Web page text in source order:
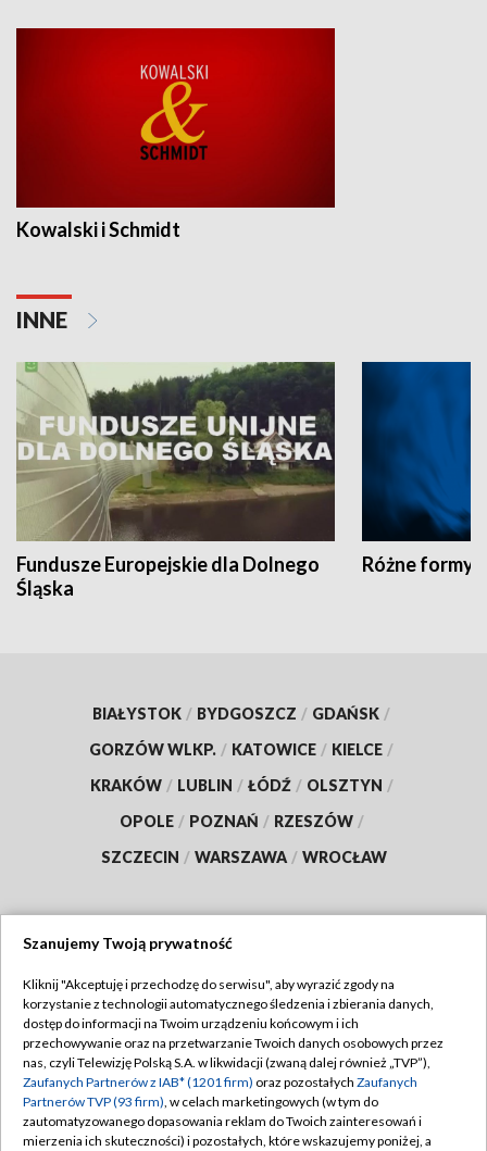
Kowalski i Schmidt
INNE
Fundusze Europejskie dla Dolnego
Śląska
Różne formy
BIAŁYSTOK / BYDGOSZCZ / GDAŃSK /
GORZÓW WLKP. / KATOWICE / KIELCE /
KRAKÓW / LUBLIN / ŁÓDŹ / OLSZTYN /
OPOLE / POZNAŃ / RZESZÓW /
SZCZECIN / WARSZAWA / WROCŁAW
TVP
Abonament TVP
Emisja w TVP
Centrum informacji TVP
Regulamin TVP
Polityka prywatności
Moje zgody
Szanujemy Twoją prywatność
Kliknij "Akceptuję i przechodzę do serwisu", aby wyrazić zgody na
korzystanie z technologii automatycznego śledzenia i zbierania danych,
dostęp do informacji na Twoim urządzeniu końcowym i ich
przechowywanie oraz na przetwarzanie Twoich danych osobowych przez
nas, czyli Telewizję Polską S.A. w likwidacji (zwaną dalej również „TVP”),
Zaufanych Partnerów z IAB* (1201 firm) oraz pozostałych Zaufanych
Partnerów TVP (93 firm), w celach marketingowych (w tym do
zautomatyzowanego dopasowania reklam do Twoich zainteresowań i
mierzenia ich skuteczności) i pozostałych, które wskazujemy poniżej, a